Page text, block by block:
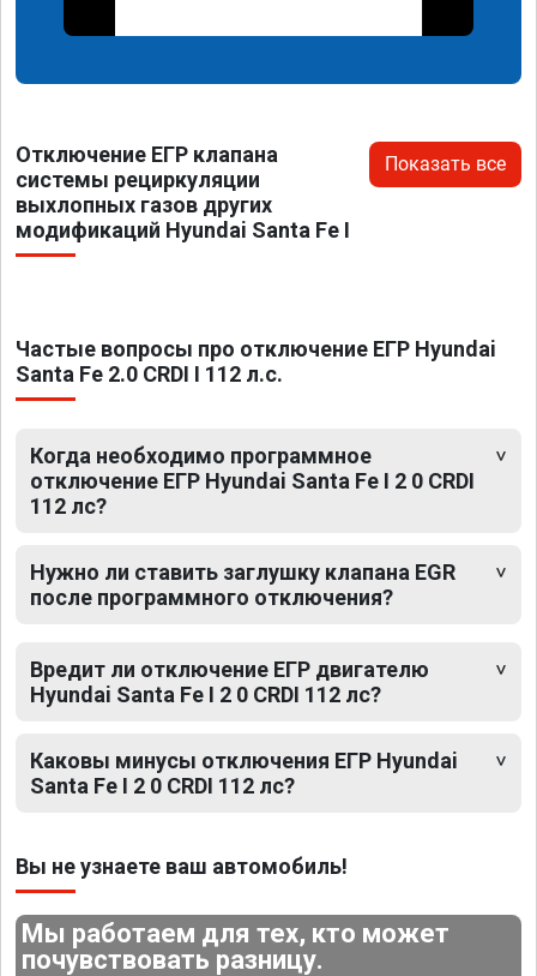
Отключение ЕГР клапана
системы рециркуляции
выхлопных газов других
модификаций Hyundai Santa Fe I
Показать все
Частые вопросы про отключение ЕГР Hyundai
Santa Fe 2.0 CRDI I 112 л.с.
Когда необходимо программное
отключение ЕГР Hyundai Santa Fe I 2 0 CRDI
112 лс?
Нужно ли ставить заглушку клапана EGR
после программного отключения?
Вредит ли отключение ЕГР двигателю
Hyundai Santa Fe I 2 0 CRDI 112 лс?
Каковы минусы отключения ЕГР Hyundai
Santa Fe I 2 0 CRDI 112 лс?
Вы не узнаете ваш автомобиль!
Мы работаем для тех, кто может
почувствовать разницу.